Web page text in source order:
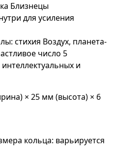
Близнецы
для усиления
стихия Воздух, планета-
число 5
и
× 25 мм (высота) × 6
кольца: варьируется